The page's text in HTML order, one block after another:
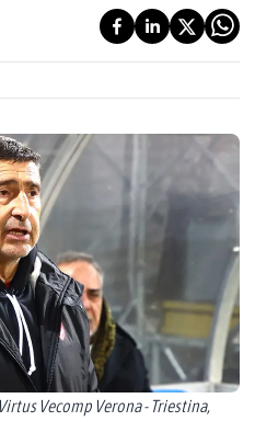
Vecomp Verona - Triestina,